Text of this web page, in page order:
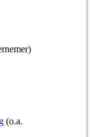
(o.a.